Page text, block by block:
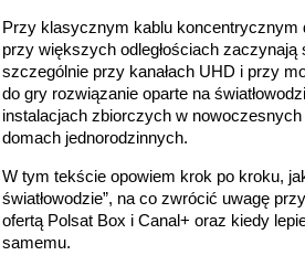
Przy klasycznym kablu koncentrycznym
przy większych odległościach zaczynają
szczególnie przy kanałach UHD i przy
do gry rozwiązanie oparte na
instalacjach zbiorczych w
domach jednorodzinnych.
W tym tekście opowiem krok po kroku,
światłowodzie”, na co zwrócić uwagę
ofertą Polsat Box i Canal+ oraz kiedy
samemu.